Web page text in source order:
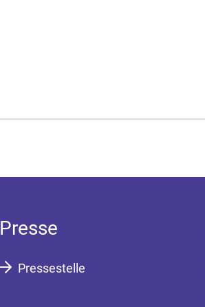
Presse
Pressestelle